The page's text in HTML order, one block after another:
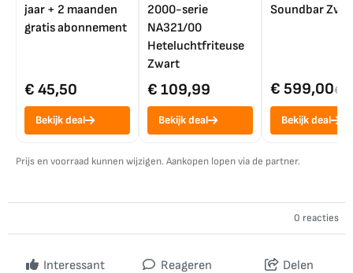
jaar + 2 maanden
gratis abonnement
€ 45,50
Bekijk deal
2000-serie
NA321/00
Heteluchtfriteuse
Zwart
€ 109,99
Bekijk deal
Soundbar
€ 599,00€
Bekijk deal
Prijs en voorraad kunnen wijzigen. Aankopen lopen via de partner.
0 reacties
Interessant Reageren Delen